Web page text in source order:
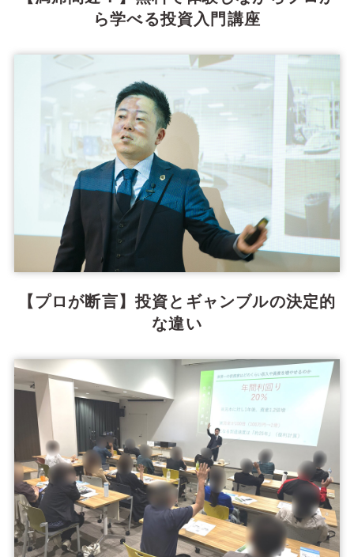
ら学べる投資入門講座
【プロが断言】投資とギャンブルの決定的
な違い